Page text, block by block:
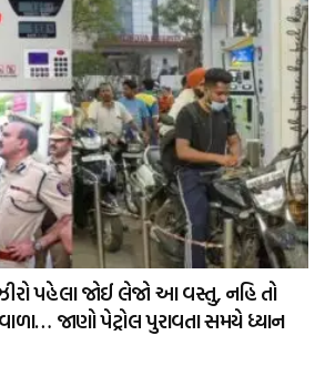
પહેલા જોઈ લેજો આ વસ્તુ, નહિ તો
જાણો પેટ્રોલ પુરાવતા સમયે ધ્યાન